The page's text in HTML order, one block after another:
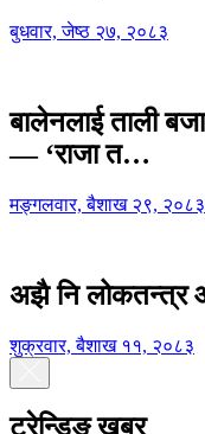
बुधवार, जेष्ठ २७, २०८३
बालेनलाई ताली
— ‘राजा त…
मङ्गलवार, बैशाख २९, २०८३
अझै नि
शुक्रवार, बैशाख ११, २०८३
ट्रेन्डिङ खबर